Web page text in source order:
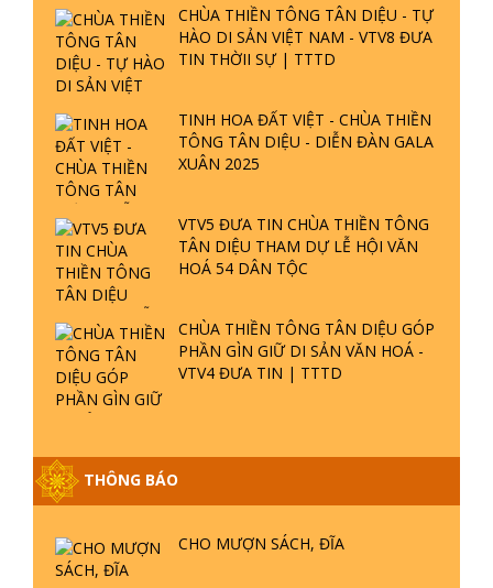
CHÙA THIỀN TÔNG TÂN DIỆU GÓP
PHẦN GÌN GIỮ DI SẢN VĂN HOÁ -
VTV4 ĐƯA TIN | TTTD
THÔNG BÁO
CHO MƯỢN SÁCH, ĐĨA
THÔNG BÁO MỚI VỀ VIỆC NHẬN
CÂU HỎI THIỀN TÔNG
ĐẠO PHẬT KHOA HỌC VẬT LÝ
THU LẠI GIẤY YẾU CHỈ BẢNG GỖ BÍ
LAN
GIẢI ĐÁP ĐẶC BIỆT P25 - SUỐT 49
NĂM PHẬT KHÔNG NÓI? HỘI LONG
GIẢI ĐÁP ĐẶC BIỆT P24 - TÁNH PHẬT
ĐƯỢC HÌNH THÀNH NHƯ THẾ NÀO?
TTTD
GIẢI ĐÁP ĐẶC BIỆT P23 - THIÊN
ĐÀNG Ở ĐÂU? ĐỊA NGỤC Ở ĐÂU?
GIẢI ĐÁP THIỀN TÔNG ĐẶC BIỆT P22
- TẠI SAO TRÁI ĐẤT NHIỀU THIÊN TAI
- LŨ LỤT - HỎA HOẠN | TTTD